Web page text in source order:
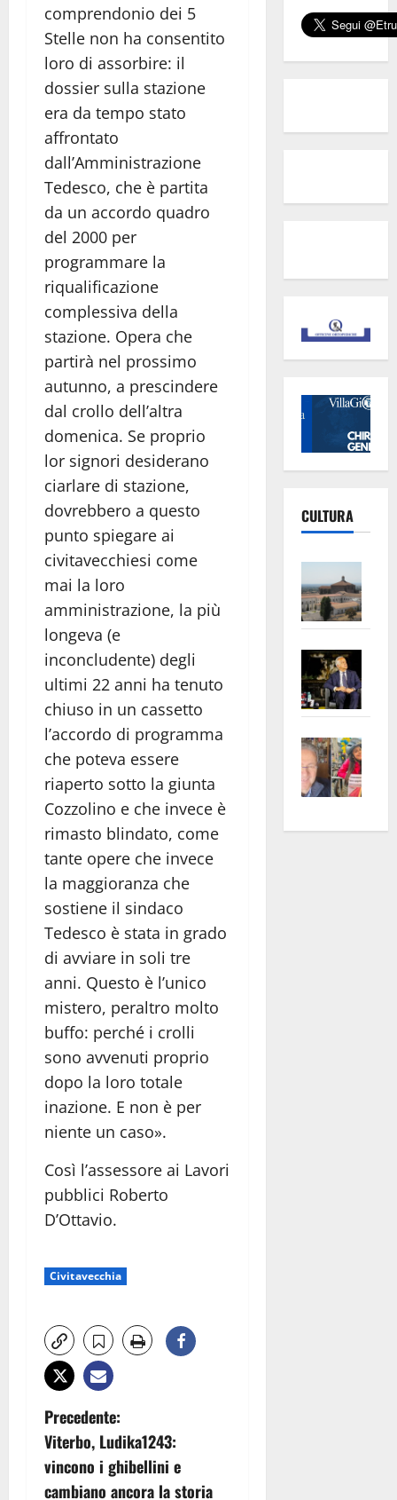
comprendonio dei 5
Stelle non ha consentito
loro di assorbire: il
dossier sulla stazione
era da tempo stato
affrontato
dall’Amministrazione
Tedesco, che è partita
da un accordo quadro
del 2000 per
programmare la
riqualificazione
complessiva della
stazione. Opera che
partirà nel prossimo
autunno, a prescindere
dal crollo dell’altra
domenica. Se proprio
lor signori desiderano
ciarlare di stazione,
dovrebbero a questo
punto spiegare ai
civitavecchiesi come
mai la loro
amministrazione, la più
longeva (e
inconcludente) degli
ultimi 22 anni ha tenuto
chiuso in un cassetto
l’accordo di programma
che poteva essere
riaperto sotto la giunta
Cozzolino e che invece è
rimasto blindato, come
tante opere che invece
la maggioranza che
sostiene il sindaco
Tedesco è stata in grado
di avviare in soli tre
anni. Questo è l’unico
mistero, peraltro molto
buffo: perché i crolli
sono avvenuti proprio
dopo la loro totale
inazione. E non è per
niente un caso».
Così l’assessore ai Lavori
pubblici Roberto
D’Ottavio.
Civitavecchia
N
a
Precedente:
Viterbo, Ludika1243:
vincono i ghibellini e
cambiano ancora la storia
CULTURA
euro
apre